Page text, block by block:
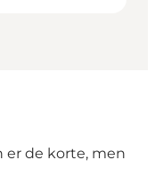
er de korte, men